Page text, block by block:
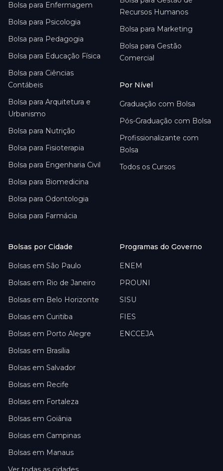
Bolsa para Enfermagem
Bolsa para Psicologia
Bolsa para Pedagogia
Bolsa para Educação Física
Bolsa para Ciências
Contábeis
Bolsa para Arquitetura e
Urbanismo
Bolsa para Nutrição
Bolsa para Fisioterapia
Bolsa para Engenharia Civil
Bolsa para Biomedicina
Bolsa para Odontologia
Bolsa para Farmácia
Recursos Humanos
Bolsa para Marketing
Bolsa para Gestão
Comercial
Por Nível
Graduação com Bolsa
Pós-Graduação com Bolsa
Profissionalizante com
Bolsa
Todos os Cursos
Bolsas por Cidade
Bolsas em São Paulo
Bolsas em Rio de Janeiro
Bolsas em Belo Horizonte
Bolsas em Curitiba
Bolsas em Porto Alegre
Bolsas em Brasília
Bolsas em Salvador
Bolsas em Recife
Bolsas em Fortaleza
Bolsas em Goiânia
Bolsas em Campinas
Bolsas em Manaus
Programas do Governo
ENEM
PROUNI
SISU
FIES
ENCCEJA